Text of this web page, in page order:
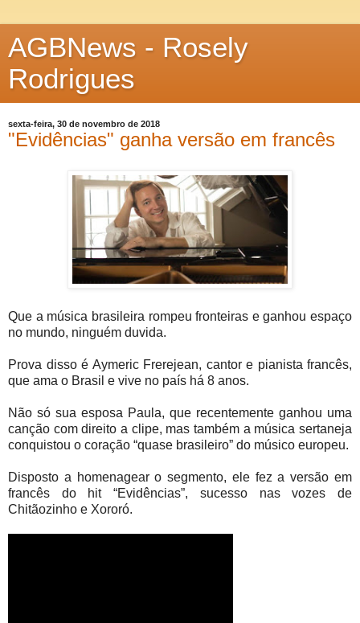
AGBNews - Rosely
Rodrigues
sexta-feira, 30 de novembro de 2018
"Evidências" ganha versão em francês
Que a música brasileira rompeu fronteiras e ganhou espaço
no mundo, ninguém duvida.
Prova disso é Aymeric Frerejean, cantor e pianista francês,
que ama o Brasil e vive no país há 8 anos.
Não só sua esposa Paula, que recentemente ganhou uma
canção com direito a clipe, mas também a música sertaneja
conquistou o coração “quase brasileiro” do músico europeu.
Disposto a homenagear o segmento, ele fez a versão em
francês do hit “Evidências”, sucesso nas vozes de
Chitãozinho e Xororó.